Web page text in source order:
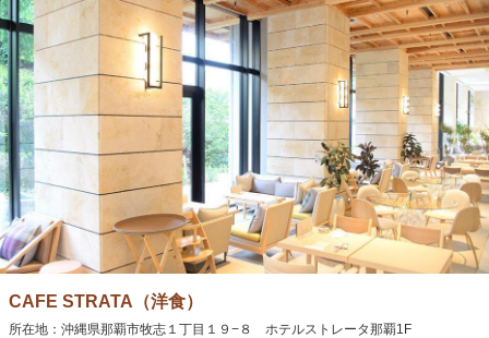
CAFE STRATA（洋食）
所在地：沖縄県那覇市牧志１丁目１９−８ ホテルストレータ那覇1F